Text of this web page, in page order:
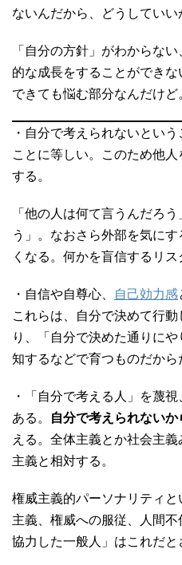
ないんだから、どうしていい
「自分の方針」がわからな
的な成長をすることができ
できても悩む部分なんだけど
・自分で考えられないとい
ことに等しい。このため他
する。
「他の人は何て言うんだろ
う」。なおさら外部を気に
くなる。何かを盲信するリス
・自信や自尊心、 自己効力感
これらは、自分で決めて行
り、「自分で決めた通りに
知するなどで育つものだから
・「自分で考える人」を蔑
ある。
自分で考えられない
える。全体主義とか社会主
主義と相対する。
権威主義的パーソナリティ
主義、権威への服従、人間
協力した一般人」はこれだと